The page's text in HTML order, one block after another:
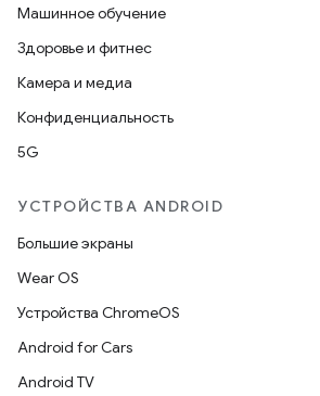
Машинное обучение
Здоровье и фитнес
Камера и медиа
Конфиденциальность
5G
УСТРОЙСТВА ANDROID
Большие экраны
Wear OS
Устройства ChromeOS
Android for Cars
Android TV